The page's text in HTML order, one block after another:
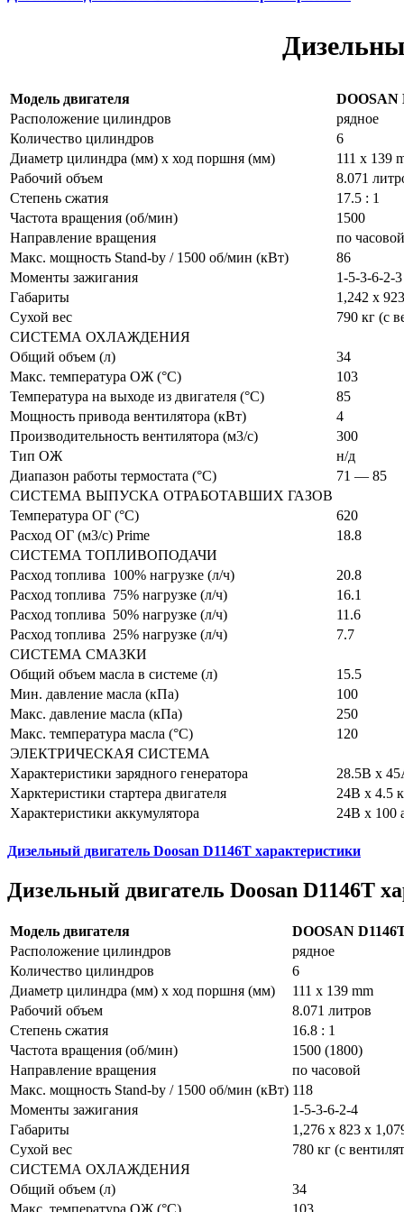
Модель двигателя
DOOSAN
Расположение цилиндров
рядное
Количество цилиндров
6
Диаметр цилиндра (мм) x ход поршня (мм)
111 x 139
Рабочий объем
8.071
Степень сжатия
17.5 : 1
Частота вращения (об/мин)
1500
Направление вращения
по часовой
Макс. мощность Stand-by / 1500 об/мин (кВт)
86
Моменты зажигания
1-5-3-6-2-3
Габариты
1,242 x
Сухой вес
790 кг (с
СИСТЕМА ОХЛАЖДЕНИЯ
Общий объем (л)
34
Макс. температура ОЖ (°C)
103
Температура на выходе из двигателя (°C)
85
Мощность привода вентилятора (кВт)
4
Производительность вентилятора (м3/c)
300
Тип ОЖ
н/д
Диапазон работы термостата (°C)
71 — 85
СИСТЕМА ВЫПУСКА ОТРАБОТАВШИХ ГАЗОВ
Температура ОГ (°C)
620
Расход ОГ (м3/с) Prime
18.8
СИСТЕМА ТОПЛИВОПОДАЧИ
Расход топлива 100% нагрузке (л/ч)
20.8
Расход топлива 75% нагрузке (л/ч)
16.1
Расход топлива 50% нагрузке (л/ч)
11.6
Расход топлива 25% нагрузке (л/ч)
7.7
СИСТЕМА СМАЗКИ
Общий объем масла в системе (л)
15.5
Мин. давление масла (кПа)
100
Макс. давление масла (кПа)
250
Макс. температура масла (°C)
120
ЭЛЕКТРИЧЕСКАЯ СИСТЕМА
Характеристики зарядного генератора
28.5В х
Харктеристики стартера двигателя
24В х 4.5
Характеристики аккумулятора
24В х 100
Дизельный двигатель Doosan D1146T характеристики
Дизельный двигатель Doosan D1146T
Модель двигателя
DOOSAN
Расположение цилиндров
рядное
Количество цилиндров
6
Диаметр цилиндра (мм) x ход поршня (мм)
111 x 139 mm
Рабочий объем
8.071 литров
Степень сжатия
16.8 : 1
Частота вращения (об/мин)
1500 (1800)
Направление вращения
по часовой
Макс. мощность Stand-by / 1500 об/мин (кВт) 118
Моменты зажигания
1-5-3-6-2-4
Габариты
1,276 x 823 x
Сухой вес
780 кг (с
СИСТЕМА ОХЛАЖДЕНИЯ
Общий объем (л)
34